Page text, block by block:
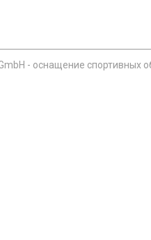
- оснащение спортивных